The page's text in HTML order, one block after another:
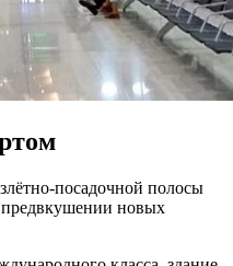
посадочной полосы
новых